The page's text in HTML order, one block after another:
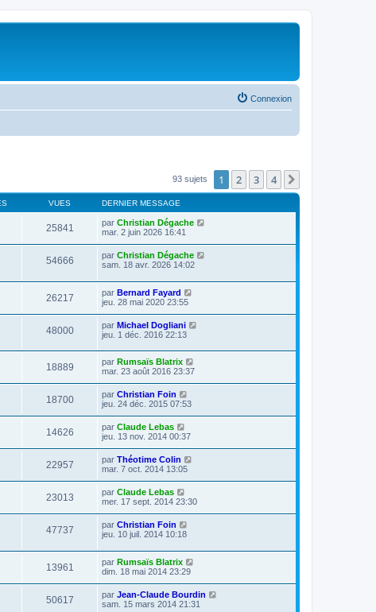
Connexion
93 sujets 1 2 3 4
VUES DERNIER MESSAGE
25841 par Christian Dégache
mar. 2 juin 2026 16:41
54666 par Christian Dégache
sam. 18 avr. 2026 14:02
26217 par Bernard Fayard
jeu. 28 mai 2020 23:55
48000 par Michael Dogliani
jeu. 1 déc. 2016 22:13
18889 par Rumsaïs Blatrix
mar. 23 août 2016 23:37
18700 par Christian Foin
jeu. 24 déc. 2015 07:53
14626 par Claude Lebas
jeu. 13 nov. 2014 00:37
22957 par Théotime Colin
mar. 7 oct. 2014 13:05
23013 par Claude Lebas
mer. 17 sept. 2014 23:30
47737 par Christian Foin
jeu. 10 juil. 2014 10:18
13961 par Rumsaïs Blatrix
dim. 18 mai 2014 23:29
50617 par Jean-Claude Bourdin
sam. 15 mars 2014 21:31